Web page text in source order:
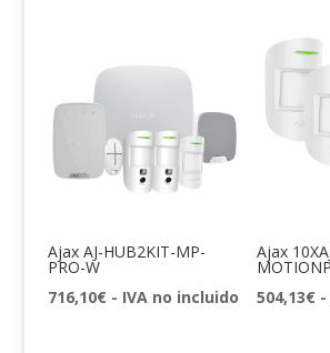
Ajax AJ-HUB2KIT-MP-
PRO-W
716,10€ - IVA no incluido
Ajax
504,13€